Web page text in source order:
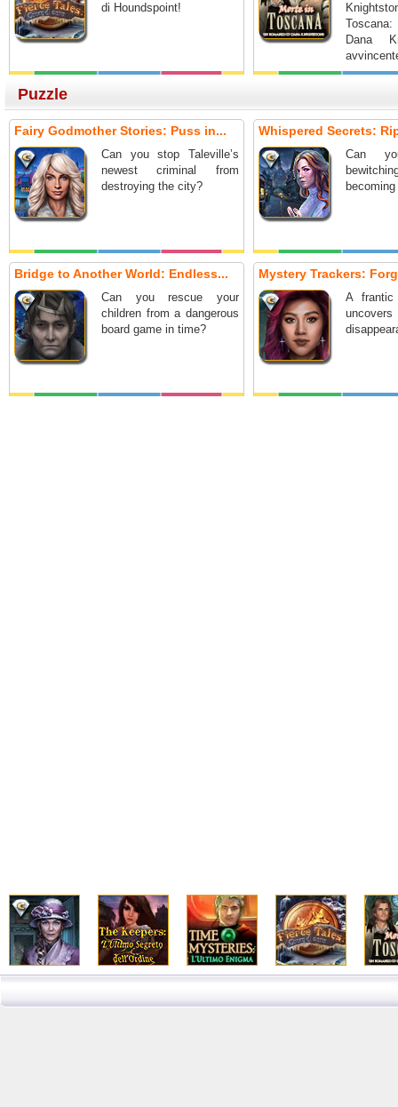
di Houndspoint!
Dana
nascosti.
Puzzle
Fairy Godmother Stories: Puss in...
Can you stop Taleville’s
newest criminal from
destroying the city?
Whispered Secrets:
Can
Bridge to Another World: Endless...
Can you rescue your
children from a dangerous
board game in time?
Mystery Trackers:
A frantic